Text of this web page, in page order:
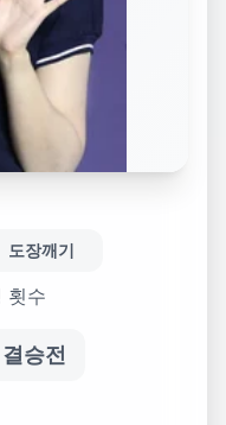
도장깨기
횟수
결승전